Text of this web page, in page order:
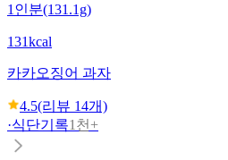
1인분(131.1g)
131kcal
카카오징어 과자
4.5(리뷰 14개)
·식단기록1천+